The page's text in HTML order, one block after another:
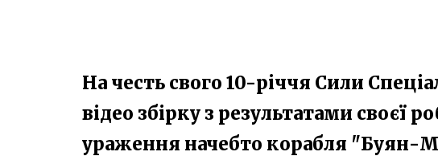
На честь свого 10-річчя Сили
відео збірку з результатами своєї
ураження начебто корабля "Буян-